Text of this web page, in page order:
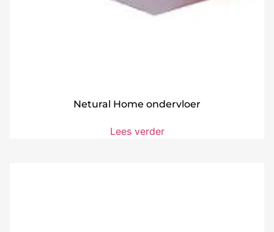
Netural Home ondervloer
Lees verder